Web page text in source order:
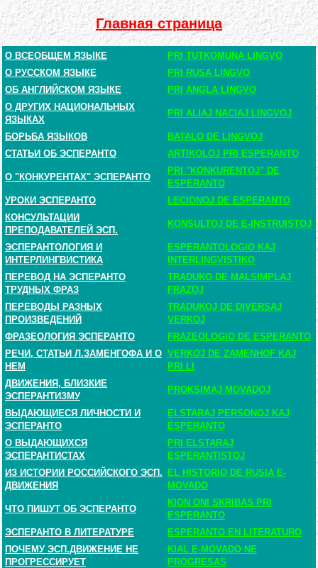
Главная страница
О ВСЕОБЩЕМ ЯЗЫКЕ
PRI TUTKOMUNA LINGVO
О РУССКОМ ЯЗЫКЕ
PRI RUSA LINGVO
ОБ АНГЛИЙСКОМ ЯЗЫКЕ
PRI ANGLA LINGVO
О ДРУГИХ НАЦИОНАЛЬНЫХ
ЯЗЫКАХ
PRI ALIAJ NACIAJ LINGVOJ
БОРЬБА ЯЗЫКОВ
BATALO DE LINGVOJ
СТАТЬИ ОБ ЭСПЕРАНТО
ARTIKOLOJ PRI ESPERANTO
О "КОНКУРЕНТАХ" ЭСПЕРАНТО
PRI "KONKURENTOJ" DE
ESPERANTO
УРОКИ ЭСПЕРАНТО
LECIONOJ DE ESPERANTO
КОНСУЛЬТАЦИИ
ПРЕПОДАВАТЕЛЕЙ ЭСП.
KONSULTOJ DE E-INSTRUISTOJ
ЭСПЕРАНТОЛОГИЯ И
ИНТЕРЛИНГВИСТИКА
ESPERANTOLOGIO KAJ
INTERLINGVISTIKO
ПЕРЕВОД НА ЭСПЕРАНТО
ТРУДНЫХ ФРАЗ
TRADUKO DE MALSIMPLAJ
FRAZOJ
ПЕРЕВОДЫ РАЗНЫХ
ПРОИЗВЕДЕНИЙ
TRADUKOJ DE DIVERSAJ
VERKOJ
ФРАЗЕОЛОГИЯ ЭСПЕРАНТО
FRAZEOLOGIO DE ESPERANTO
РЕЧИ, СТАТЬИ Л.ЗАМЕНГОФА И О
НЕМ
VERKOJ DE ZAMENHOF KAJ
PRI LI
ДВИЖЕНИЯ, БЛИЗКИЕ
ЭСПЕРАНТИЗМУ
PROKSIMAJ MOVADOJ
ВЫДАЮЩИЕСЯ ЛИЧНОСТИ И
ЭСПЕРАНТО
ELSTARAJ PERSONOJ KAJ
ESPERANTO
О ВЫДАЮЩИХСЯ
ЭСПЕРАНТИСТАХ
PRI ELSTARAJ
ESPERANTISTOJ
ИЗ ИСТОРИИ РОССИЙСКОГО ЭСП.
ДВИЖЕНИЯ
EL HISTORIO DE RUSIA E-
MOVADO
ЧТО ПИШУТ ОБ ЭСПЕРАНТО
KION ONI SKRIBAS PRI
ESPERANTO
ЭСПЕРАНТО В ЛИТЕРАТУРЕ
ESPERANTO EN LITERATURO
ПОЧЕМУ ЭСП.ДВИЖЕНИЕ НЕ
ПРОГРЕССИРУЕТ
KIAL E-MOVADO NE
PROGRESAS